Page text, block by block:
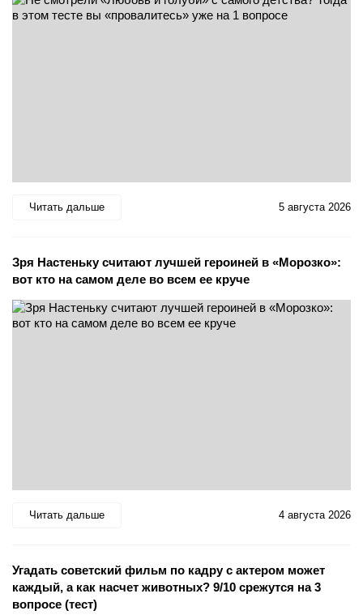
Читать дальше 5 августа 2026
Зря Настеньку считают лучшей героиней в «Морозко»:
вот кто на самом деле во всем ее круче
Читать дальше 4 августа 2026
Угадать советский фильм по кадру с актером может
каждый, а как насчет животных? 9/10 срежутся на 3
вопросе (тест)